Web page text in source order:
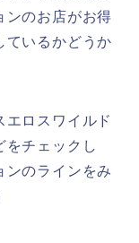
ンのお店がお得
ているかどうか
エロスワイルド
をチェックし
ンのラインをみ